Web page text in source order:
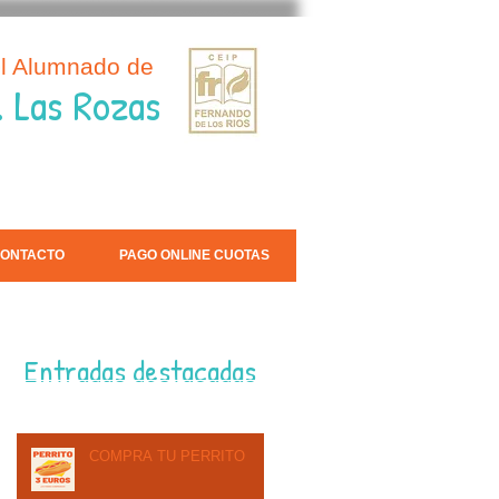
Alumnado de
Rozas
PAGO ONLINE CUOTAS
Entradas destacadas
COMPRA TU PERRITO